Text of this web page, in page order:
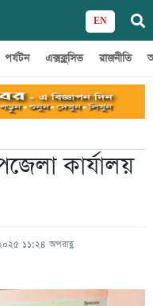
EN
পর্যটন এক্সক্লুসিভ রাজনীতি
কার্যালয়
১১:২৪ অপরাহ্ণ